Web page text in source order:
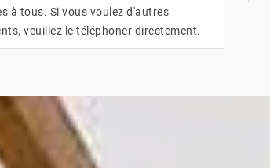
à tous. Si vous voulez d'autres
veuillez le téléphoner directement.